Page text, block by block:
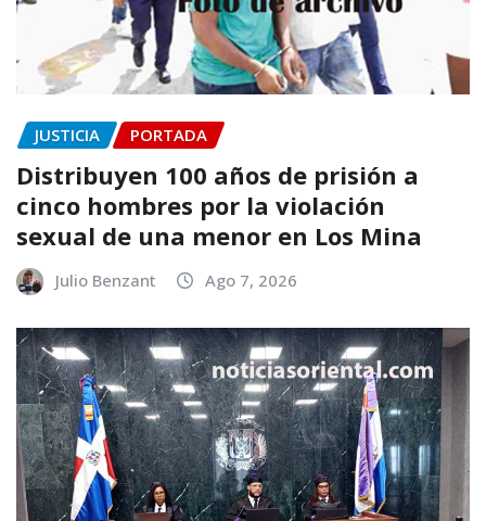
JUSTICIA PORTADA
Distribuyen 100 años de prisión a
cinco hombres por la violación
sexual de una menor en Los Mina
Julio Benzant Ago 7, 2026